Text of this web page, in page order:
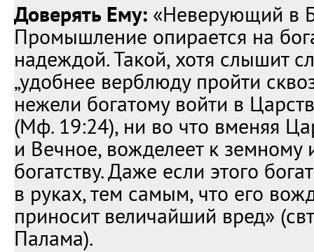
Доверять Ему: «Неверующий в
Промышление опирается на
надеждой. Такой, хотя слышит
„удобнее верблюду пройти
нежели богатому войти в
(Мф. 19:24), ни во что вменяя
и Вечное, вожделеет к земному
богатству. Даже если этого
в руках, тем самым, что его
приносит величайший вред»
Палама).